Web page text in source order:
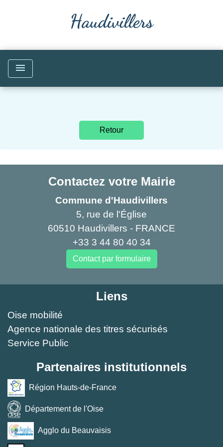
menu
Retour
Contactez votre Mairie
Commune d'Haudivillers
5, rue de l'Église
60510 Haudivillers - FRANCE
+33 3 44 80 40 34
Contact par formulaire
Liens
Oise mobilité
Agence nationale des titres sécurisés
Service Public
Partenaires institutionnels
Région Hauts-de-France
Département de l'Oise
Agglo du Beauvaisis